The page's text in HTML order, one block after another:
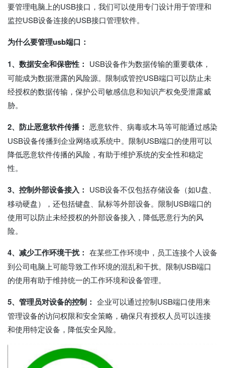
要管理电脑上的USB接口，我们可以使用专门设计用于管理和
监控USB设备连接的USB接口管理软件。
为什么要管理usb端口：
1、数据安全和保密性： USB设备作为数据传输的重要载体，
可能成为数据泄露的风险源。限制或管控USB端口可以防止未
经授权的数据传输，保护公司敏感信息和知识产权免受泄露威
胁。
2、防止恶意软件传播： 恶意软件、病毒或木马等可能通过感染
USB设备传播到企业网络或系统中。限制USB端口的使用可以
降低恶意软件传播的风险，有助于维护系统的安全性和稳定
性。
3、控制外部设备接入： USB设备不仅包括存储设备（如U盘、
移动硬盘），还包括键盘、鼠标等外部设备。限制USB端口的
使用可以防止未经授权的外部设备接入，降低恶意行为的风
险。
4、减少工作环境干扰： 在某些工作环境中，员工连接个人设备
到公司电脑上可能导致工作环境的混乱和干扰。限制USB端口
的使用有助于维持统一的工作环境和设备管理。
5、管理员对设备的控制： 企业可以通过控制USB端口使用来
管理设备的访问权限和安全策略，确保只有授权人员可以连接
和使用特定设备，降低安全风险。